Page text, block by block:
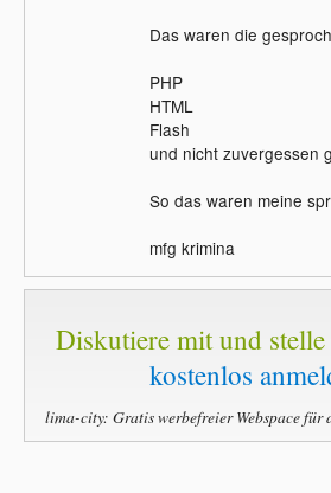
Das waren die
PHP
HTML
Flash
und nicht zuvergessen
So das waren meine
mfg krimina
Diskutiere mit und stelle
kostenlos
lima-city: Gratis werbefreier Webspace für